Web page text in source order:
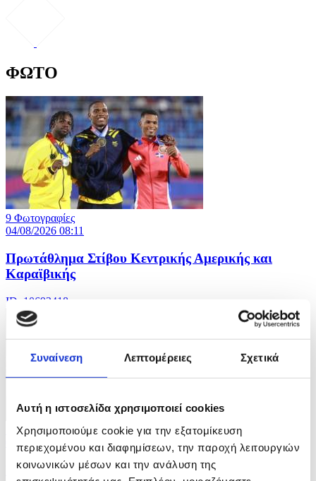
Συναίνεση Λεπτομέρειες Σχετικά
Αυτή η ιστοσελίδα χρησιμοποιεί cookies
Χρησιμοποιούμε cookie για την εξατομίκευση
περιεχομένου και διαφημίσεων, την παροχή λειτουργιών
κοινωνικών μέσων και την ανάλυση της
ΦΩΤΟ
9 Φωτογραφίες
04/08/2026 08:11
Πρωτάθλημα Στίβου Κεντρικής Αμερικής και
Καραϊβικής
ID: 10693418
10 Φωτογραφίες
04/08/2026 08:08
Iσραηλινές επιθέσεις στην πόλη της Γάζας